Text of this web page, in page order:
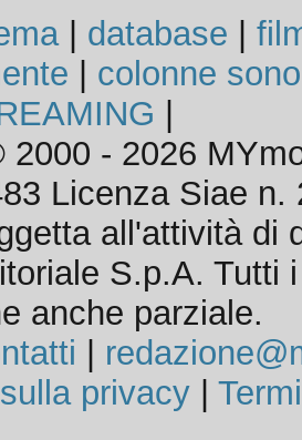
| database
colonne
2000 - 2026
Licenza Siae n.
all'attività di
S.p.A. Tutti
anche parziale.
privacy|